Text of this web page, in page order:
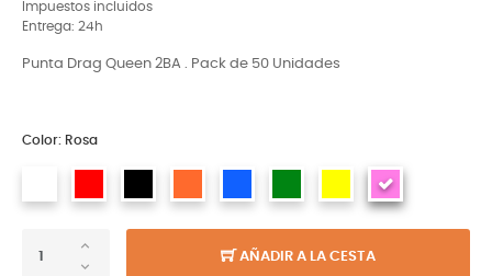
Impuestos incluidos
Entrega: 24h
Punta Drag Queen 2BA . Pack de 50 Unidades
Color: Rosa
AÑADIR A LA CESTA